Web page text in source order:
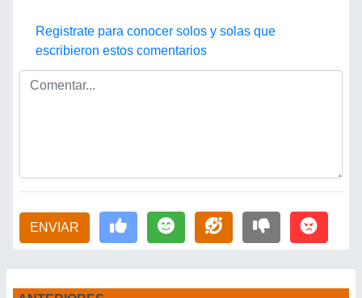
Registrate para conocer solos y solas que
escribieron estos comentarios
ENVIAR